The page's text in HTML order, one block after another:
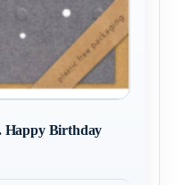
Happy Birthday